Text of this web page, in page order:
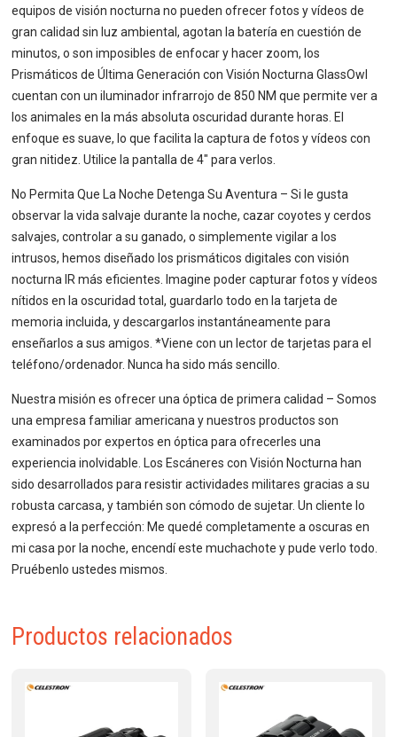
equipos de visión nocturna no pueden ofrecer fotos y vídeos de
gran calidad sin luz ambiental, agotan la batería en cuestión de
minutos, o son imposibles de enfocar y hacer zoom, los
Prismáticos de Última Generación con Visión Nocturna GlassOwl
cuentan con un iluminador infrarrojo de 850 NM que permite ver a
los animales en la más absoluta oscuridad durante horas. El
enfoque es suave, lo que facilita la captura de fotos y vídeos con
gran nitidez. Utilice la pantalla de 4″ para verlos.
No Permita Que La Noche Detenga Su Aventura – Si le gusta
observar la vida salvaje durante la noche, cazar coyotes y cerdos
salvajes, controlar a su ganado, o simplemente vigilar a los
intrusos, hemos diseñado los prismáticos digitales con visión
nocturna IR más eficientes. Imagine poder capturar fotos y vídeos
nítidos en la oscuridad total, guardarlo todo en la tarjeta de
memoria incluida, y descargarlos instantáneamente para
enseñarlos a sus amigos. *Viene con un lector de tarjetas para el
teléfono/ordenador. Nunca ha sido más sencillo.
Nuestra misión es ofrecer una óptica de primera calidad – Somos
una empresa familiar americana y nuestros productos son
examinados por expertos en óptica para ofrecerles una
experiencia inolvidable. Los Escáneres con Visión Nocturna han
sido desarrollados para resistir actividades militares gracias a su
robusta carcasa, y también son cómodo de sujetar. Un cliente lo
expresó a la perfección: Me quedé completamente a oscuras en
mi casa por la noche, encendí este muchachote y pude verlo todo.
Pruébenlo ustedes mismos.
Productos relacionados